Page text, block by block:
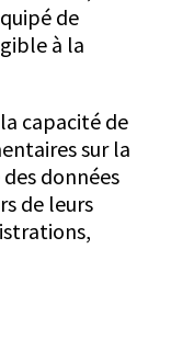
de
à la
capacité de
sur la
données
de leurs